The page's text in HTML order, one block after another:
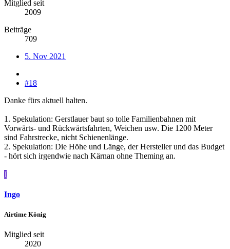
Mitglied seit
2009
Beiträge
709
5. Nov 2021
#18
Danke fürs aktuell halten.
1. Spekulation: Gerstlauer baut so tolle Familienbahnen mit
Vorwärts- und Rückwärtsfahrten, Weichen usw. Die 1200 Meter
sind Fahrstrecke, nicht Schienenlänge.
2. Spekulation: Die Höhe und Länge, der Hersteller und das Budget
- hört sich irgendwie nach Kärnan ohne Theming an.
I
Ingo
Airtime König
Mitglied seit
2020